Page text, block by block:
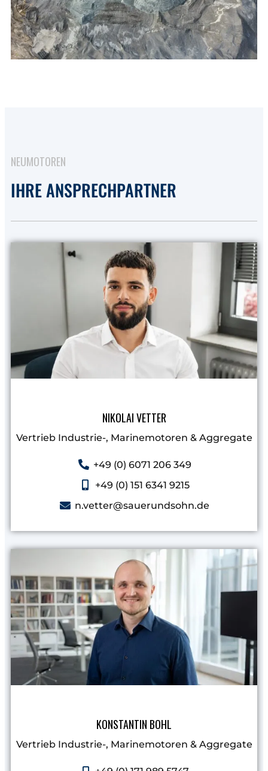
NEUMOTOREN
IHRE ANSPRECHPARTNER
NIKOLAI VETTER
Vertrieb Industrie-, Marinemotoren & Aggregate​
+49 (0) 6071 206 349
+49 (0) 151 6341 9215
n.vetter@sauerundsohn.de
KONSTANTIN BOHL
Vertrieb Industrie-, Marinemotoren & Aggregate​